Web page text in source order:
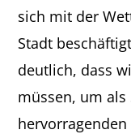
sich mit der
Stadt
deutlich, dass
müssen, um